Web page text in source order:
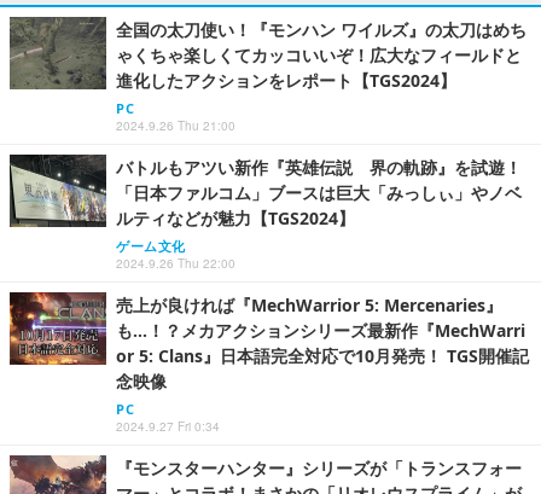
全国の太刀使い！『モンハン ワイルズ』の太刀はめち
ゃくちゃ楽しくてカッコいいぞ！広大なフィールドと
進化したアクションをレポート【TGS2024】
PC
2024.9.26 Thu 21:00
バトルもアツい新作『英雄伝説 界の軌跡』を試遊！
「日本ファルコム」ブースは巨大「みっしぃ」やノベ
ルティなどが魅力【TGS2024】
ゲーム文化
2024.9.26 Thu 22:00
売上が良ければ『MechWarrior 5: Mercenaries』
も…！？メカアクションシリーズ最新作『MechWarri
or 5: Clans』日本語完全対応で10月発売！ TGS開催記
念映像
PC
2024.9.27 Fri 0:34
『モンスターハンター』シリーズが「トランスフォー